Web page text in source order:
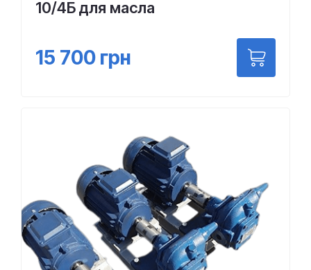
10/4Б для масла
15 700 грн